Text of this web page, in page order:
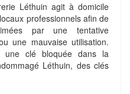
Léthuin agit à domicile
professionnels afin de
par une tentative
une mauvaise utilisation.
une clé bloquée dans la
Léthuin, des clés